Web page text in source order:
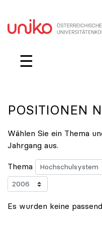
☰
POSITIONEN
Wählen Sie ein Thema
Jahrgang aus.
Thema
Es wurden keine